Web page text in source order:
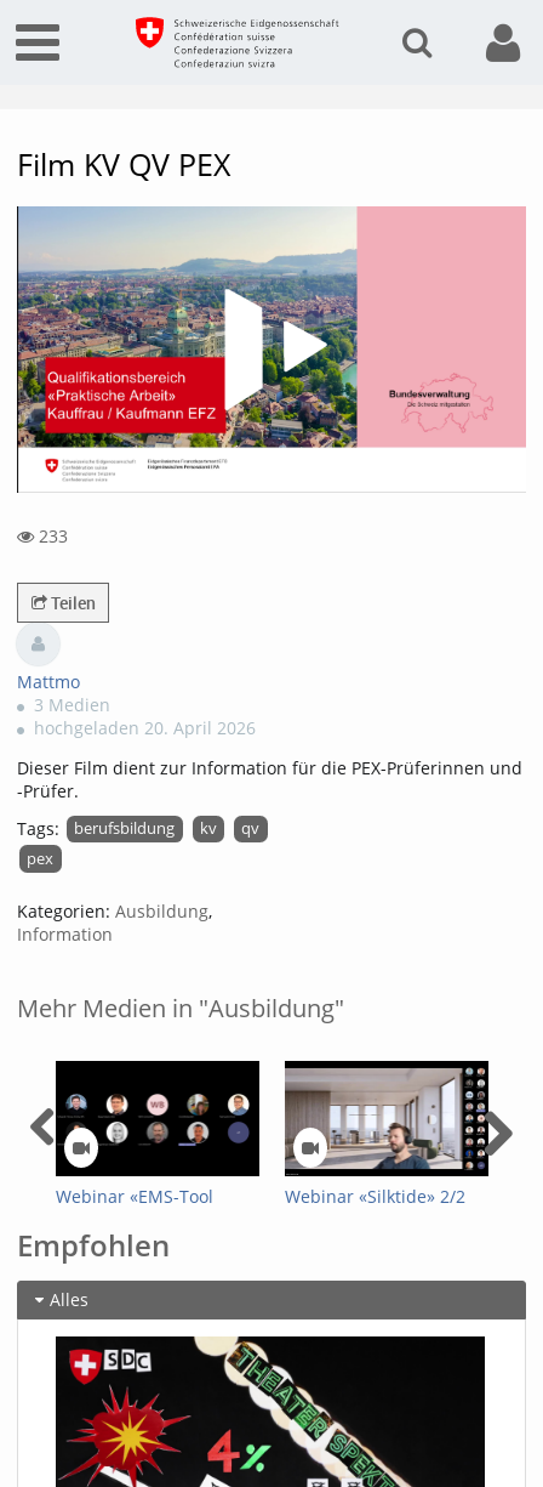
Film KV QV PEX
233
Teilen
Mattmo
3 Medien
hochgeladen 20. April 2026
Dieser Film dient zur Information für die PEX-Prüferinnen und
-Prüfer.
Tags:
berufsbildung kv
qv
pex
Kategorien: Ausbildung,
Information
Mehr Medien in "Ausbildung"
Webinar «EMS-Tool
Webinar «Silktide» 2/2
Empfohlen
Alles